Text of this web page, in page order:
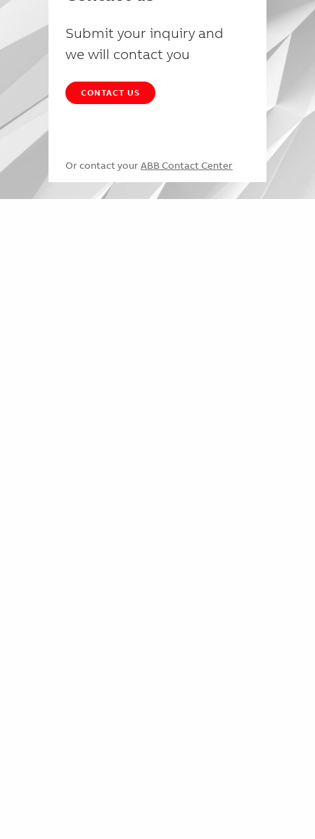
Submit your inquiry and
we will contact you
CONTACT US
Or contact your ABB Contact Center